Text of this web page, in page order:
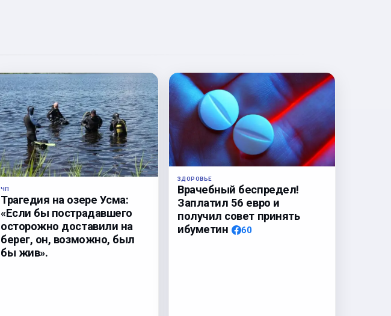
ЧП
Трагедия на озере Усма:
«Если бы пострадавшего
осторожно доставили на
берег, он, возможно, был
бы жив».
ЗДОРОВЬЕ
Врачебный беспредел!
Заплатил 56 евро и
получил совет принять
ибуметин
60